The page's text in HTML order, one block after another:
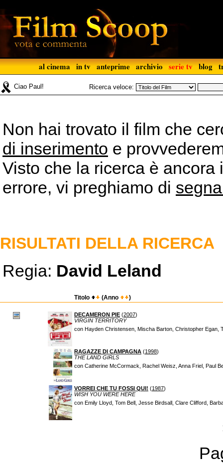
al cinema in tv anteprime archivio serie tv blog
Ciao Paul! Ricerca veloce:
Non hai trovato il film che
di inserimento e
Visto che la ricerca è
errore, vi preghiamo di
RISULTATI DELLA RICERCA
Regia: David Leland
Titolo (Anno )
DECAMERON PIE (2007)
VIRGIN TERRITORY
con Hayden Christensen, Mischa Barton, Christopher Egan,
RAGAZZE DI CAMPAGNA (1998)
THE LAND GIRLS
con Catherine McCormack, Rachel Weisz, Anna Friel, Paul
VORREI CHE TU FOSSI QUI! (1987)
WISH YOU WERE HERE
con Emily Lloyd, Tom Bell, Jesse Birdsall, Clare Clifford,